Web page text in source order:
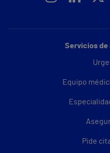
Servicios de
Equipo
Pide